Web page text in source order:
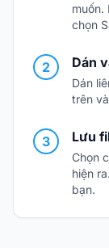
muốn.
chọn
2 Dán
Dán
trên
3 Lưu
Chọn
hiện
bạn.